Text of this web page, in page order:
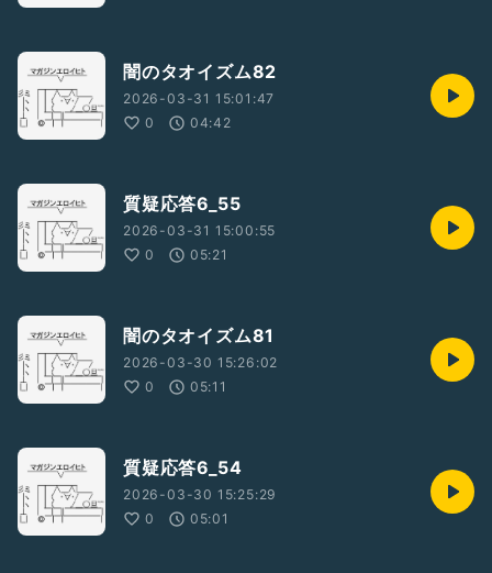
闇のタオイズム82
2026-03-31 15:01:47
0
04:42
質疑応答6_55
2026-03-31 15:00:55
0
05:21
闇のタオイズム81
2026-03-30 15:26:02
0
05:11
質疑応答6_54
2026-03-30 15:25:29
0
05:01